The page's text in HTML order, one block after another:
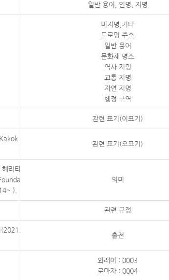
일반 용어, 인명, 지명
미지명,기타
도로명 주소
일반 용어
문화재 명소
역사 지명
교통 지명
자연 지명
행정 구역
관련 표기(이표기)
관련 표기(오표기)
리티
).
의미
관련 규정
출전
외래어 : 0003
로마자 : 0004